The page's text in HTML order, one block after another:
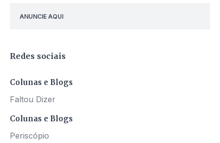
ANUNCIE AQUI
Redes sociais
Colunas e Blogs
Faltou Dizer
Colunas e Blogs
Periscópio